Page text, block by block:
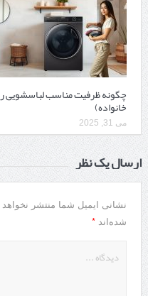
چگونه ظرفیت مناسب لباسشویی
خانواده)
می 31, 2025
ارسال یک نظر
نشانی ایمیل شما منتشر نخواهد
شده‌اند *